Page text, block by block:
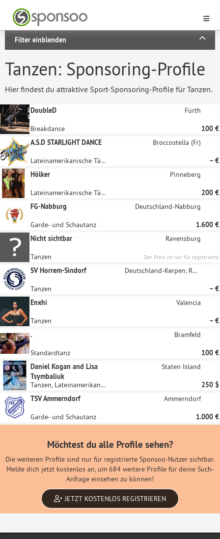
Filter einblenden
Tanzen: Sponsoring-Profile
Hier findest du attraktive Sport-Sponsoring-Profile für Tanzen.
DoubleD Fürth
Breakdance
100 €
A.S.D STARLIGHT DANCE
Broccostella (Fr)
Lateinamerikanische Tänze, Tanzen, Ausdruckstanz, Aerobic
– €
Hölker
Pinneberg
Lateinamerikanische Tänze
200 €
FG-Nabburg
Deutschland-Nabburg
Garde- und Schautanz
1.600 €
Nicht sichtbar
Ravensburg
Tanzen
Der Preis ist nur für registrierte
Unternehmen sichtbar
SV Horrem-Sindorf Deutschland-Kerpen, Rheinland
Tanzen
– €
Enxhi
Valencia
Tanzen
– €
.
Bramfeld
Standardtanz
100 €
Daniel Kogan and Lisa
Tsymbaliuk
Staten Island
Tanzen, Lateinamerikanische Tänze
250 $
TSV Ammerndorf
Ammerndorf
Garde- und Schautanz 1.000 €
Möchtest du alle Profile sehen?
Die weiteren Profile sind nur für registrierte Sponsoo-Nutzer sichtbar.
Melde dich jetzt kostenlos an, um 684 weitere Profile für deine Such-
Anfrage einsehen zu können!
JETZT KOSTENLOS REGISTRIEREN